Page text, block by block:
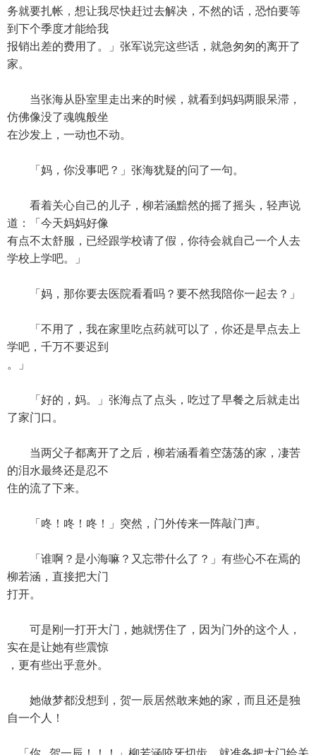
务就要扎帐，想让我尽快赶过去解决，不然的话，恐怕要等
到下个季度才能给我
报销出差的费用了。」张军说完这些话，就急匆匆的离开了
家。
当张海从卧室里走出来的时候，就看到妈妈两眼呆滞，
仿佛像没了魂魄般坐
在沙发上，一动也不动。
「妈，你没事吧？」张海犹疑的问了一句。
看着关心自己的儿子，柳若涵黯然的摇了摇头，轻声说
道：「今天妈妈好像
有点不太舒服，已经跟学校请了假，你待会就自己一个人去
学校上学吧。」
「妈，那你要去医院看看吗？要不然我陪你一起去？」
「不用了，我在家里吃点药就可以了，你还是早点去上
学吧，千万不要迟到
。」
「好的，妈。」张海点了点头，吃过了早餐之后就走出
了家门口。
当两父子都离开了之后，柳若涵看着空荡荡的家，凄苦
的泪水最终还是忍不
住的流了下来。
「咚！咚！咚！」突然，门外传来一阵敲门声。
「谁啊？是小海嘛？又忘带什么了？」有些心不在焉的
柳若涵，直接把大门
打开。
可是刚一打开大门，她就愣住了，因为门外的这个人，
实在是让她有些震惊
，更有些出乎意外。
她做梦都没想到，贺一辰居然敢来她的家，而且还是独
自一个人！